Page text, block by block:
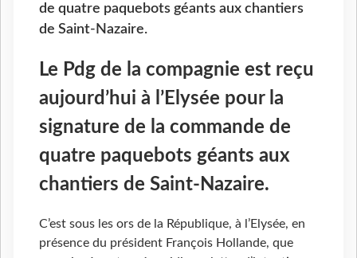
de quatre paquebots géants aux chantiers
de Saint-Nazaire.
Le Pdg de la compagnie est reçu
aujourd’hui à l’Elysée pour la
signature de la commande de
quatre paquebots géants aux
chantiers de Saint-Nazaire.
C’est sous les ors de la République, à l’Elysée, en
présence du président François Hollande, que